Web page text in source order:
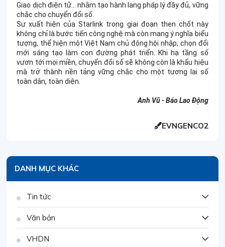
Giao dịch điện tử... nhằm tạo hành lang pháp lý đầy đủ, vững
chắc cho chuyển đổi số.
Sự xuất hiện của Starlink trong giai đoạn then chốt này
không chỉ là bước tiến công nghệ mà còn mang ý nghĩa biểu
tượng, thể hiện một Việt Nam chủ động hội nhập, chọn đổi
mới sáng tạo làm con đường phát triển. Khi hạ tầng số
vươn tới mọi miền, chuyển đổi số sẽ không còn là khẩu hiệu
mà trở thành nền tảng vững chắc cho một tương lai số
toàn dân, toàn diện.
Anh Vũ - Báo Lao Động
EVNGENCO2
DANH MỤC KHÁC
Tin tức
Văn bản
VHDN